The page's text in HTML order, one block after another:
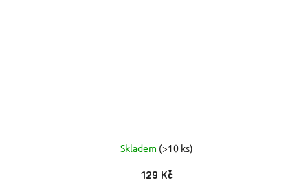
Skladem (>10 ks)
129 Kč